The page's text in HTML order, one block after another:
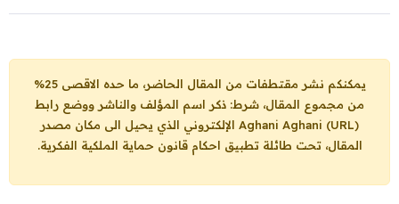
يمكنكم نشر مقتطفات من المقال الحاضر، ما حده الاقصى 25%
من مجموع المقال، شرط: ذكر اسم المؤلف والناشر ووضع رابط
Aghani Aghani (URL) الإلكتروني الذي يحيل الى مكان مصدر
المقال، تحت طائلة تطبيق احكام قانون حماية الملكية الفكرية.